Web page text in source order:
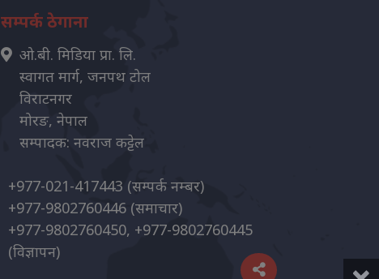
सम्पर्क ठेगाना
ओ.बी. मिडिया प्रा. लि.
स्वागत मार्ग, जनपथ टोल
विराटनगर
मोरङ, नेपाल
सम्पादक: नवराज कट्टेल
+977-021-417443 (सम्पर्क नम्बर)
+977-9802760446(समाचार)
+977-9802760450, +977-9802760445
(विज्ञापन)